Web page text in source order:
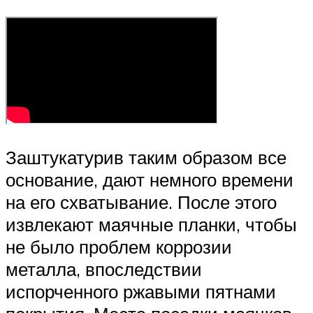
Заштукатурив таким образом все
основание, дают немного времени
на его схватывание. После этого
извлекают маячные планки, чтобы
не было проблем коррозии
металла, впоследствии
испорченного ржавыми пятнами